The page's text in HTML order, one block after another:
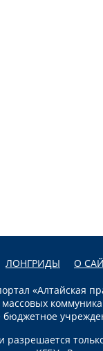
ЛОНГРИДЫ О
«Алтайская